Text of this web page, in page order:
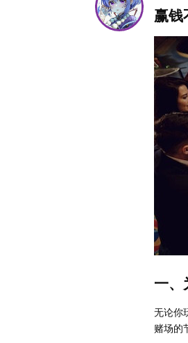
赢
一、
无论你
赌场的